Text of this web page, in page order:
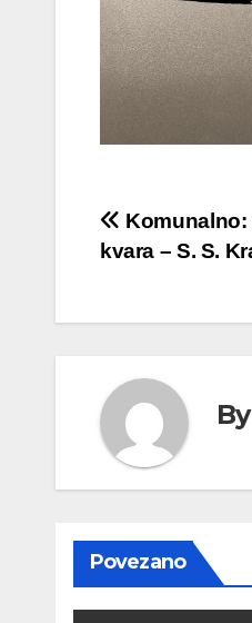
Komunalno:
kvara – S. S.
By
Povezano